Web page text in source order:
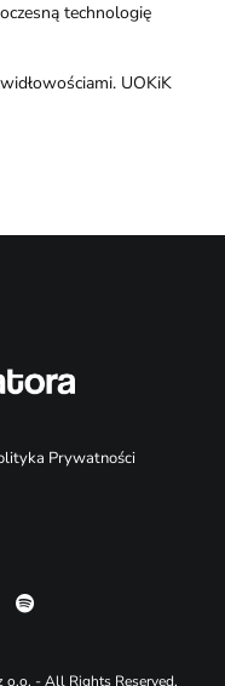
technologię
UOKiK
Prywatności
- All Rights Reserved.